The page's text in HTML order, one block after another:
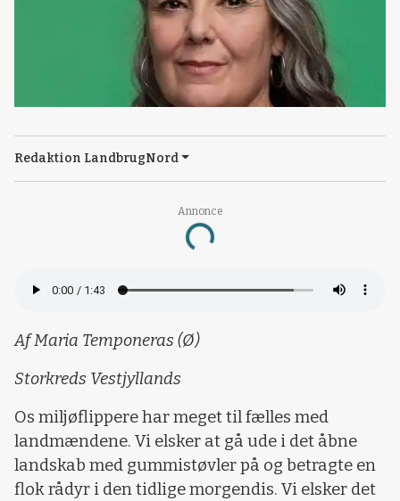
Annonce
Loading...
Redaktion LandbrugNord
Af Maria Temponeras (Ø)
Storkreds Vestjyllands
Os miljøflippere har meget til fælles med
landmændene. Vi elsker at gå ude i det åbne
landskab med gummistøvler på og betragte en
flok rådyr i den tidlige morgendis. Vi elsker det